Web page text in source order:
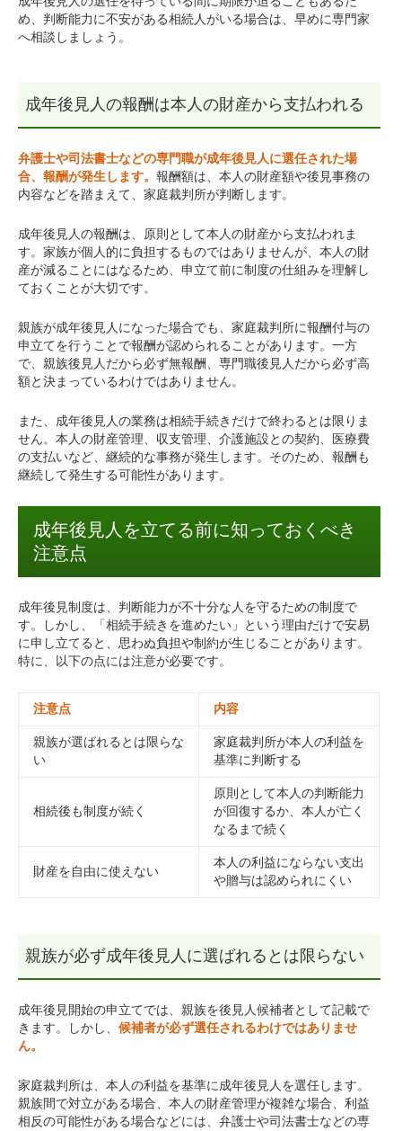
め、判断能力に不安がある相続人がいる場合は、早めに専門家
へ相談しましょう。
成年後見人の報酬は本人の財産から支払われる
弁護士や司法書士などの専門職が成年後見人に選任された場
合、報酬が発生します。報酬額は、本人の財産額や後見事務の
内容などを踏まえて、家庭裁判所が判断します。
成年後見人の報酬は、原則として本人の財産から支払われま
す。家族が個人的に負担するものではありませんが、本人の財
産が減ることにはなるため、申立て前に制度の仕組みを理解し
ておくことが大切です。
親族が成年後見人になった場合でも、家庭裁判所に報酬付与の
申立てを行うことで報酬が認められることがあります。一方
で、親族後見人だから必ず無報酬、専門職後見人だから必ず高
額と決まっているわけではありません。
また、成年後見人の業務は相続手続きだけで終わるとは限りま
せん。本人の財産管理、収支管理、介護施設との契約、医療費
の支払いなど、継続的な事務が発生します。そのため、報酬も
継続して発生する可能性があります。
成年後見人を立てる前に知っておくべき
注意点
成年後見制度は、判断能力が不十分な人を守るための制度で
す。しかし、「相続手続きを進めたい」という理由だけで安易
に申し立てると、思わぬ負担や制約が生じることがあります。
特に、以下の点には注意が必要です。
注意点 内容
親族が選ばれるとは限らな
い
家庭裁判所が本人の利益を
基準に判断する
相続後も制度が続く
原則として本人の判断能力
が回復するか、本人が亡く
なるまで続く
財産を自由に使えない
本人の利益にならない支出
や贈与は認められにくい
親族が必ず成年後見人に選ばれるとは限らない
成年後見開始の申立てでは、親族を後見人候補者として記載で
きます。しかし、候補者が必ず選任されるわけではありませ
ん。
家庭裁判所は、本人の利益を基準に成年後見人を選任します。
親族間で対立がある場合、本人の財産管理が複雑な場合、利益
相反の可能性がある場合などには、弁護士や司法書士などの専